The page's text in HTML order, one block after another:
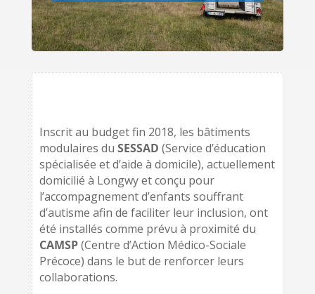
Inscrit au budget fin 2018, les bâtiments
modulaires du SESSAD (Service d’éducation
spécialisée et d’aide à domicile), actuellement
domicilié à Longwy et conçu pour
l’accompagnement d’enfants souffrant
d’autisme afin de faciliter leur inclusion, ont
été installés comme prévu à proximité du
CAMSP(Centre d’Action Médico-Sociale
Précoce) dans le but de renforcer leurs
collaborations.